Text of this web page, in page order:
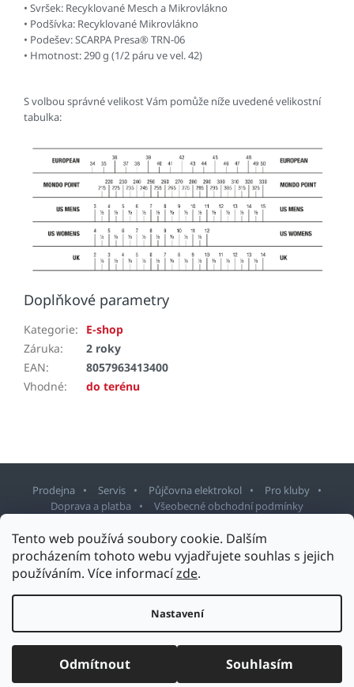
Tento web používá soubory cookie. Dalším
procházením tohoto webu vyjadřujete souhlas s jejich
používáním. Více informacízde.
Nastavení
Odmítnout Souhlasím
• Svršek: Recyklované Mesch a Mikrovlákno
• Podšívka: Recyklované Mikrovlákno
• Podešev: SCARPA Presa® TRN-06
• Hmotnost: 290 g (1/2 páru ve vel. 42)
S volbou správné velikost Vám pomůže níže uvedené velikostní
tabulka:
Doplňkové parametry
Kategorie:
E-shop
Záruka:
2 roky
EAN:
8057963413400
Vhodné: do terénu
Prodejna Servis Půjčovna elektrokol
Pro kluby
Doprava a platba
Všeobecné obchodní podmínky
Vytvořil Shoptet
Design šablony vytvořilShoptetak.cz